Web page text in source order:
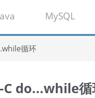
MySQL
循环
do...while循